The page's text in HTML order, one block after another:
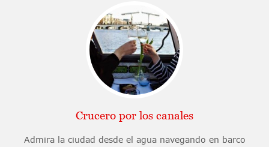
Crucero por los canales
Admira la ciudad desde el agua navegando en barco